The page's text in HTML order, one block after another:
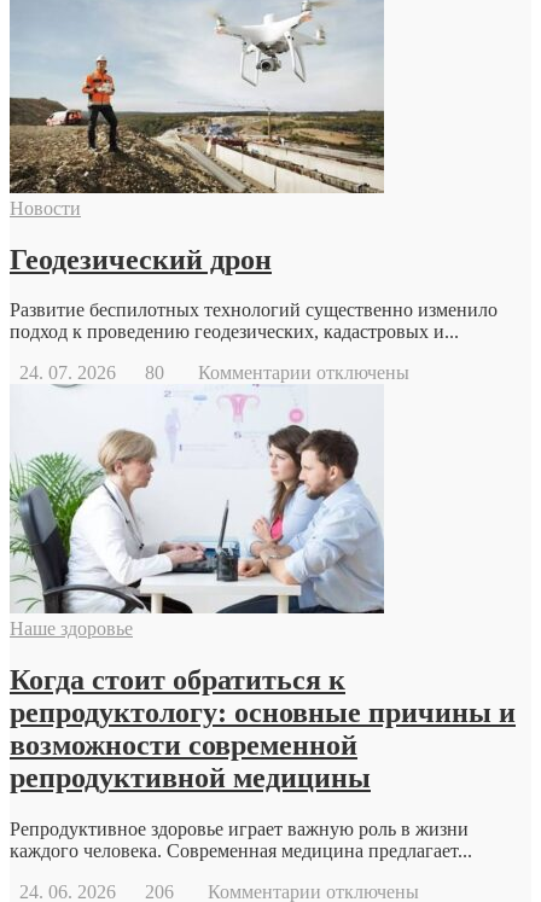
Новости
Геодезический дрон
Развитие беспилотных технологий существенно изменило
подход к проведению геодезических, кадастровых и...
24. 07. 2026
80 Комментарии к
дрон
отключены
Наше здоровье
Когда стоит обратиться к
репродуктологу: основные причины и
возможности современной
репродуктивной медицины
Репродуктивное здоровье играет важную роль в жизни
каждого человека. Современная медицина предлагает...
24. 06. 2026
206 Комментарии котключены